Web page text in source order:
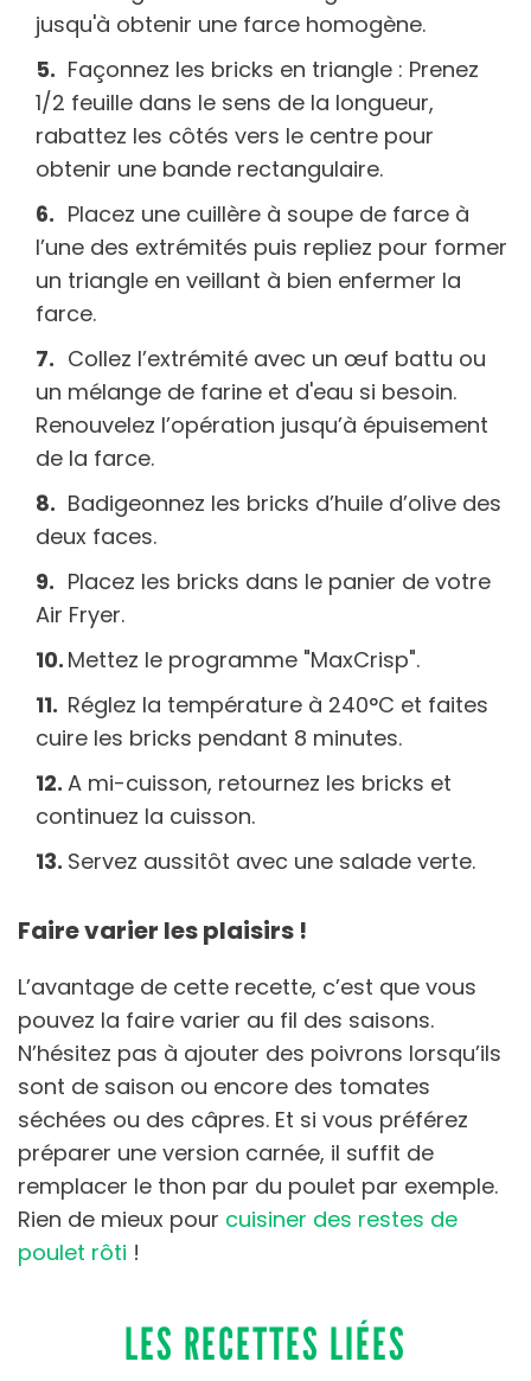
jusqu'à obtenir une farce homogène.
Façonnez les bricks en triangle : Prenez
1/2 feuille dans le sens de la longueur,
rabattez les côtés vers le centre pour
obtenir une bande rectangulaire.
Placez une cuillère à soupe de farce à
l’une des extrémités puis repliez pour former
un triangle en veillant à bien enfermer la
farce.
Collez l’extrémité avec un œuf battu ou
un mélange de farine et d'eau si besoin.
Renouvelez l’opération jusqu’à épuisement
de la farce.
Badigeonnez les bricks d’huile d’olive des
deux faces.
Placez les bricks dans le panier de votre
Air Fryer.
Mettez le programme "MaxCrisp".
Réglez la température à 240°C et faites
cuire les bricks pendant 8 minutes.
A mi-cuisson, retournez les bricks et
continuez la cuisson.
Servez aussitôt avec une salade verte.
Faire varier les plaisirs !
L’avantage de cette recette, c’est que vous
pouvez la faire varier au fil des saisons.
N’hésitez pas à ajouter des poivrons lorsqu’ils
sont de saison ou encore des tomates
séchées ou des câpres. Et si vous préférez
préparer une version carnée, il suffit de
remplacer le thon par du poulet par exemple.
Rien de mieux pour cuisiner des restes de
poulet rôti !
LES RECETTES LIÉES